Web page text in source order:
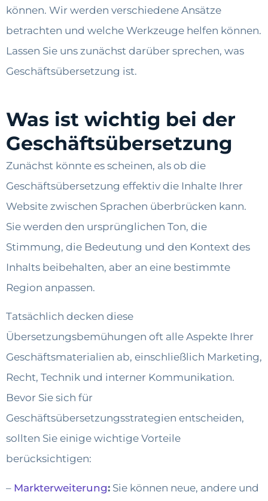
können. Wir werden verschiedene Ansätze
betrachten und welche Werkzeuge helfen können.
Lassen Sie uns zunächst darüber sprechen, was
Geschäftsübersetzung ist.
Was ist wichtig bei der
Geschäftsübersetzung
Zunächst könnte es scheinen, als ob die
Geschäftsübersetzung effektiv die Inhalte Ihrer
Website zwischen Sprachen überbrücken kann.
Sie werden den ursprünglichen Ton, die
Stimmung, die Bedeutung und den Kontext des
Inhalts beibehalten, aber an eine bestimmte
Region anpassen.
Tatsächlich decken diese
Übersetzungsbemühungen oft alle Aspekte Ihrer
Geschäftsmaterialien ab, einschließlich Marketing,
Recht, Technik und interner Kommunikation.
Bevor Sie sich für
Geschäftsübersetzungsstrategien entscheiden,
sollten Sie einige wichtige Vorteile
berücksichtigen:
– Markterweiterung: Sie können neue, andere und